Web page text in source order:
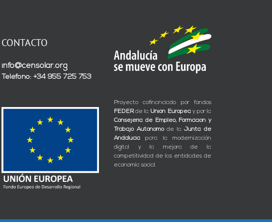
CONTACTO
info@censolar.org
Teléfono: +34 955 725 753
Proyecto cofinanciado por fondos
FEDERde la Unión Europeay por la
Consejería de Empleo, Formación y
Trabajo Autónomode laJunta de
Andalucía para la modernización
digital y la mejora de la
competitividad de las entidades de
economía social.